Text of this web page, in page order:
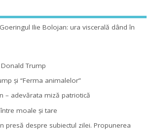
Ilie Bolojan: ura viscerală dând în
Trump
şi “Ferma animalelor”
– adevărata miză patriotică
moale şi tare
presă despre subiectul zilei. Propunerea